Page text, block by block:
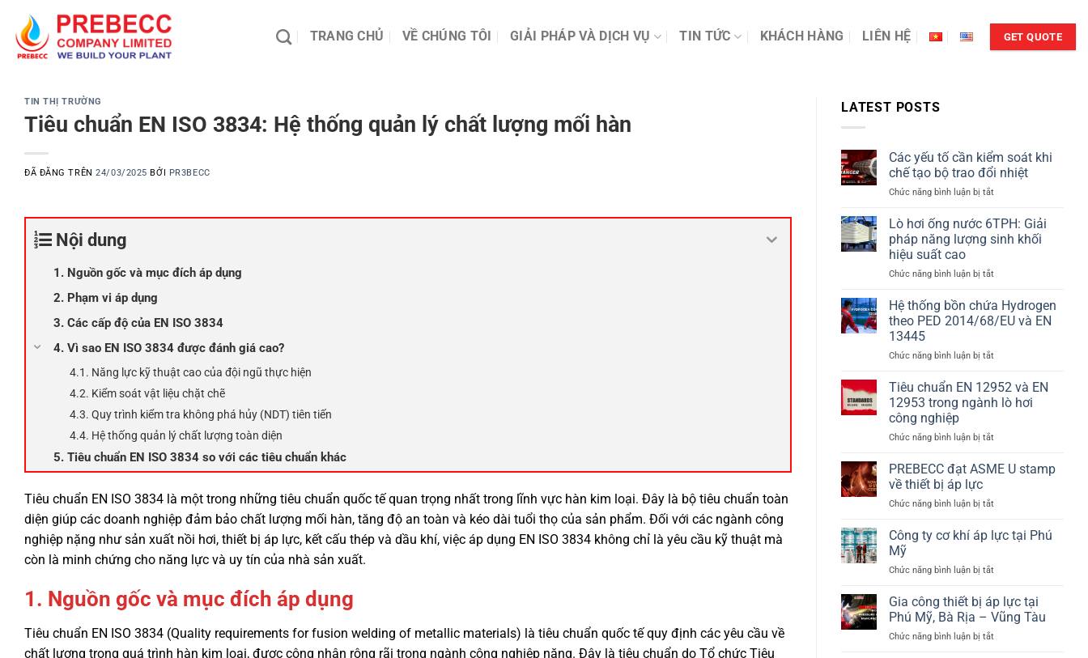
đến
TRANG CHỦ VỀ CHÚNG TÔI GIẢI PHÁP VÀ DỊCH VỤ TIN TỨC KHÁCH HÀNG LIÊN HỆ GET QUOTE
TIN THỊ TRƯỜNG
Tiêu chuẩn EN ISO 3834: Hệ thống quản lý chất lượng mối hàn
ĐÃ ĐĂNG TRÊN24/03/2025 BỞI PR3BECC
Nội dung
1. Nguồn gốc và mục đích áp dụng
2. Phạm vi áp dụng
3. Các cấp độ của EN ISO 3834
4. Vì sao EN ISO 3834 được đánh giá cao?
4.1. Năng lực kỹ thuật cao của đội ngũ thực hiện
4.2. Kiểm soát vật liệu chặt chẽ
4.3. Quy trình kiểm tra không phá hủy (NDT) tiên tiến
4.4. Hệ thống quản lý chất lượng toàn diện
5. Tiêu chuẩn EN ISO 3834 so với các tiêu chuẩn khác
Tiêu chuẩn EN ISO 3834 là một trong những tiêu chuẩn quốc tế quan trọng nhất trong lĩnh vực hàn kim loại. Đây là bộ tiêu chuẩn toàn
diện giúp các doanh nghiệp đảm bảo chất lượng mối hàn, tăng độ an toàn và kéo dài tuổi thọ của sản phẩm. Đối với các ngành công
nghiệp nặng như sản xuất nồi hơi, thiết bị áp lực, kết cấu thép và dầu khí, việc áp dụng EN ISO 3834 không chỉ là yêu cầu kỹ thuật mà
còn là minh chứng cho năng lực và uy tín của nhà sản xuất.
1. Nguồn gốc và mục đích áp dụng
Tiêu chuẩn EN ISO 3834 (Quality requirements for fusion welding of metallic materials) là tiêu chuẩn quốc tế quy định các yêu cầu về
chất lượng trong quá trình hàn kim loại, được công nhận rộng rãi trong ngành công nghiệp nặng. Đây là tiêu chuẩn do Tổ chức Tiêu
LATEST POSTS
Các yếu tố cần kiểm soát khi
chế tạo bộ trao đổi nhiệt
Chức năng bình luận bị tắtở
yếu
tố
cần
soát
chế
tạo
bộ
đổi
Lò hơi ống nước 6TPH: Giải
pháp năng lượng sinh khối
hiệu suất cao
Chức năng bình luận bị tắtở
hơi
ống
nước
Giải
năng
lượng
sinh
hiệu
cao
Hệ thống bồn chứa Hydrogen
theo PED 2014/68/EU và EN
13445
Chức năng bình luận bị tắtở
thống
bồn
chứa
theo
2014/68/EU
13445
Tiêu chuẩn EN 12952 và EN
12953 trong ngành lò hơi
công nghiệp
Chức năng bình luận bị tắtở
chuẩn
và
12953
lò
công
nghiệp
PREBECC đạt ASME U stamp
về thiết bị áp lực
Chức năng bình luận bị tắtở
đạt
ASME
stamp
thiết
bị
lực
Công ty cơ khí áp lực tại Phú
Mỹ
Chức năng bình luận bị tắtở
cơ
khí
áp
Gia công thiết bị áp lực tại
Phú Mỹ, Bà Rịa – Vũng Tàu
Chức năng bình luận bị tắtở